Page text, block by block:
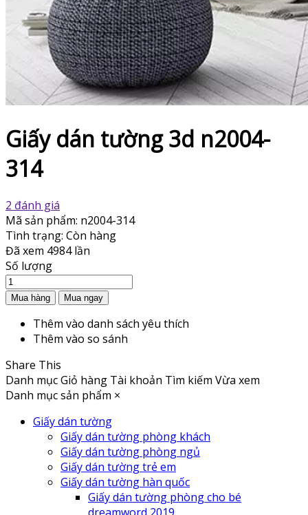
Giấy dán tường 3d n2004-
314
2 đánh giá
Mã sản phẩm: n2004-314
Tình trạng: Còn hàng
Đã xem 4984 lần
Số lượng
Thêm vào danh sách yêu thích
Thêm vào so sánh
Share This
Danh mụcGiỏ hàng Tài khoản Tìm kiếm Vừa xem
Danh mục sản phẩm ×
Giấy dán tường
Giấy dán tường phòng khách
Giấy dán tường phòng ngủ
Giấy dán tường trẻ em
Giấy dán tường hàn quốc
Giấy dán tường phòng cho bé